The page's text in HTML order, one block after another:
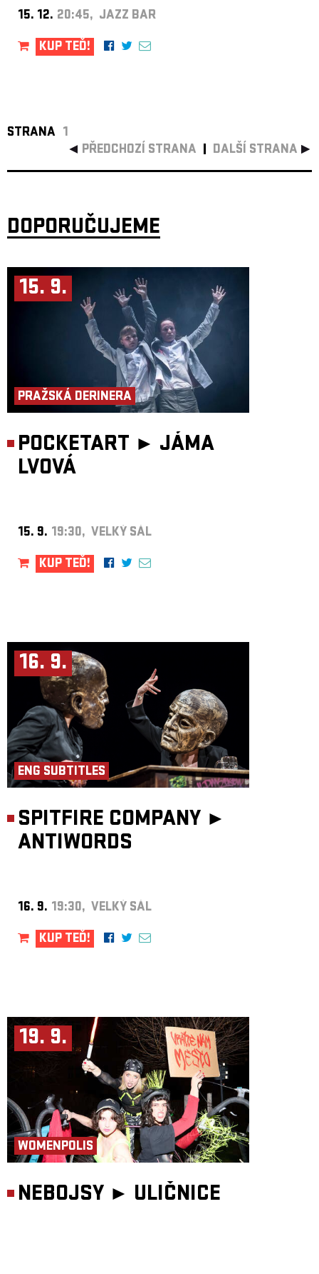
15. 12. 20:45, JAZZ BAR
KUP TEĎ!
STRANA 1
PŘEDCHOZÍ STRANA
DALŠÍ STRANA
DOPORUČUJEME
15. 9.
PRAŽSKÁ DERINERA
POCKETART ► JÁMA
LVOVÁ
15. 9. 19:30, VELKÝ SÁL
KUP TEĎ!
16. 9.
ENG SUBTITLES
SPITFIRE COMPANY ►
ANTIWORDS
16. 9. 19:30, VELKÝ SÁL
KUP TEĎ!
19. 9.
WOMENPOLIS
NEBOJSY ► ULIČNICE